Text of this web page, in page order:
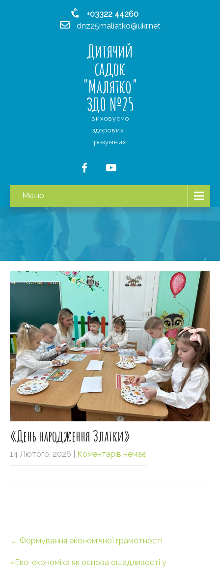
+03322 44260
dnz25maliatko@ukr.net
Дитячий
садок
"Малятко"
ЗДО №25
виховуємо
здорових і
розумних
Меню
«День народження Златки»
14 Лютого, 2026 Коментарів немає
Post
navigation
← Формування економічної грамотності
«Еко-економіка як основа ощадливості у